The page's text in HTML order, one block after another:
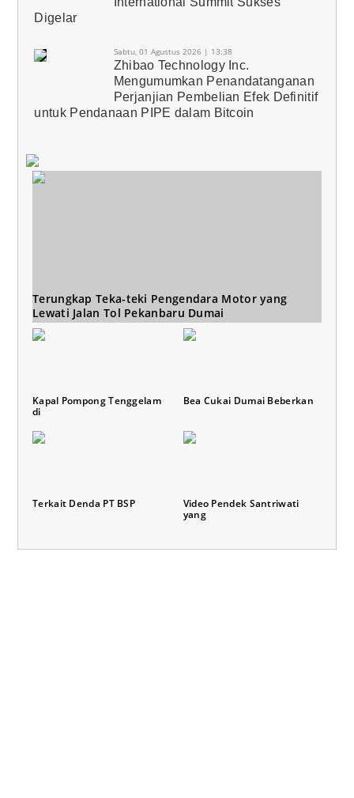
Digelar
Sabtu, 01 Agustus 2026 | 13:38
Zhibao Technology Inc.
Mengumumkan Penandatanganan
Perjanjian Pembelian Efek Definitif
untuk Pendanaan PIPE dalam Bitcoin
Terungkap Teka-teki Pengendara Motor yang
Lewati Jalan Tol Pekanbaru Dumai
Kapal Pompong Tenggelam
di
Bea Cukai Dumai Beberkan
Terkait Denda PT BSP
Video Pendek Santriwati
yang